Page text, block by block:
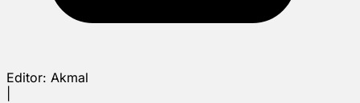
Editor: Akmal